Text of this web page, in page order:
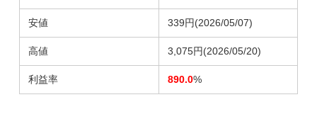
安値 339円(2026/05/07)
高値 3,075円(2026/05/20)
利益率 890.0%